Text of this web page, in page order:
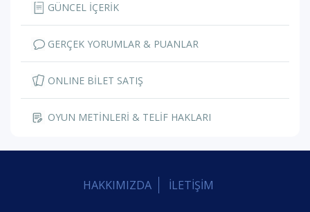
GÜNCEL İÇERİK
GERÇEK YORUMLAR & PUANLAR
ONLINE BİLET SATIŞ
OYUN METİNLERİ & TELİF HAKLARI
HAKKIMIZDA İLETİŞİM